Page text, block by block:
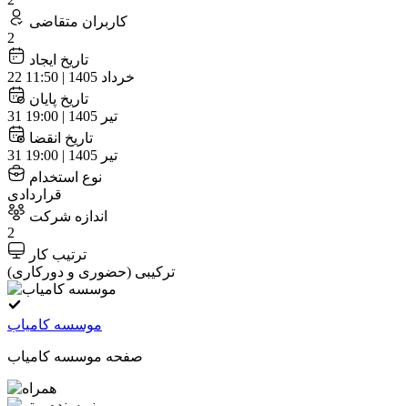
کاربران متقاضی
2
تاریخ ایجاد
22 خرداد 1405 | 11:50
تاریخ پایان
31 تیر 1405 | 19:00
تاریخ انقضا
31 تیر 1405 | 19:00
نوع استخدام
قراردادی
اندازه شرکت
2
ترتیب کار
ترکیبی (حضوری و دورکاری)
موسسه کامیاب
صفحه موسسه کامیاب